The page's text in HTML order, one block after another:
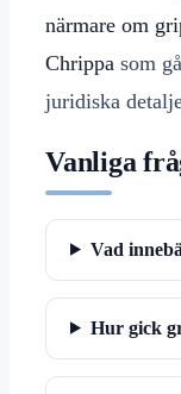
närmare om
Chrippa som
juridiska
Vanliga
Vad
Hur gick